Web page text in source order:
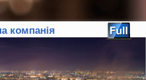
компанія